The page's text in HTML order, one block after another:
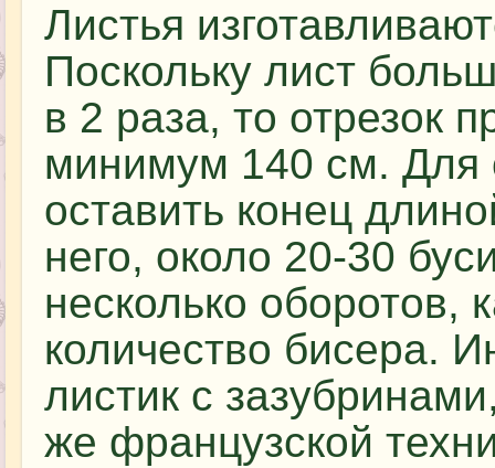
Листья
Поскольку лист
в 2 раза, то отрезок
минимум 140 см. Для
оставить конец
него, около 20-30
несколько оборотов,
количество бисера.
листик с
же французской